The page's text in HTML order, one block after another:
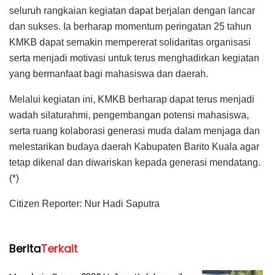
seluruh rangkaian kegiatan dapat berjalan dengan lancar
dan sukses. Ia berharap momentum peringatan 25 tahun
KMKB dapat semakin mempererat solidaritas organisasi
serta menjadi motivasi untuk terus menghadirkan kegiatan
yang bermanfaat bagi mahasiswa dan daerah.
Melalui kegiatan ini, KMKB berharap dapat terus menjadi
wadah silaturahmi, pengembangan potensi mahasiswa,
serta ruang kolaborasi generasi muda dalam menjaga dan
melestarikan budaya daerah Kabupaten Barito Kuala agar
tetap dikenal dan diwariskan kepada generasi mendatang.
(*)
Citizen Reporter: Nur Hadi Saputra
BeritaTerkait